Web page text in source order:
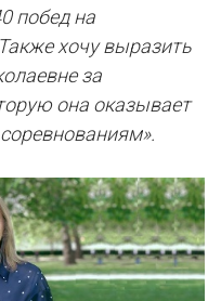
побед на
хочу выразить
за
она оказывает